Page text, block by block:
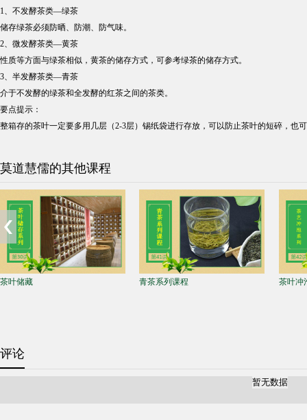
1、不发酵茶类—绿茶
储存绿茶必须防晒、防潮、防气味。
2、微发酵茶类—黄茶
性质等方面与绿茶相似，黄茶的储存方式，可参考绿茶的储存方式。
3、半发酵茶类—青茶
介于不发酵的绿茶和全发酵的红茶之间的茶类。
要点提示：
整箱存的茶叶一定要多用几层（2-3层）锡纸袋进行存放，可以防止茶叶的短碎，也
莫道慧儒的其他课程
茶叶储藏 青茶系列课程 茶叶冲
评论
暂无数据